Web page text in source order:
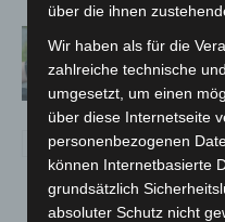
Promille
über die ihnen
Wir haben als für die
zahlreiche technische
umgesetzt, um einen
über diese Internetseite
personenbezogenen
können Internetbasierte
grundsätzlich
absoluter Schutz nicht